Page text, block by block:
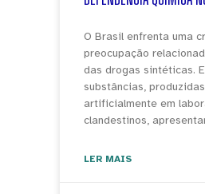
O Brasil enfrenta uma
preocupação
das drogas sintéticas.
substâncias, produzidas
artificialmente em
clandestinos,
LER MAIS